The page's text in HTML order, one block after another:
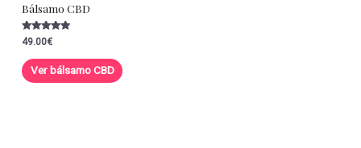
Bálsamo CBD
Valorado con
5.00
de 5
49.00€
Ver bálsamo CBD